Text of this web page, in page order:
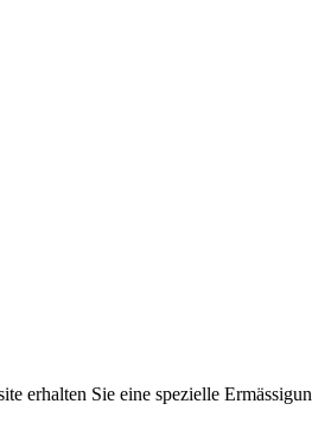
erhalten Sie eine spezielle